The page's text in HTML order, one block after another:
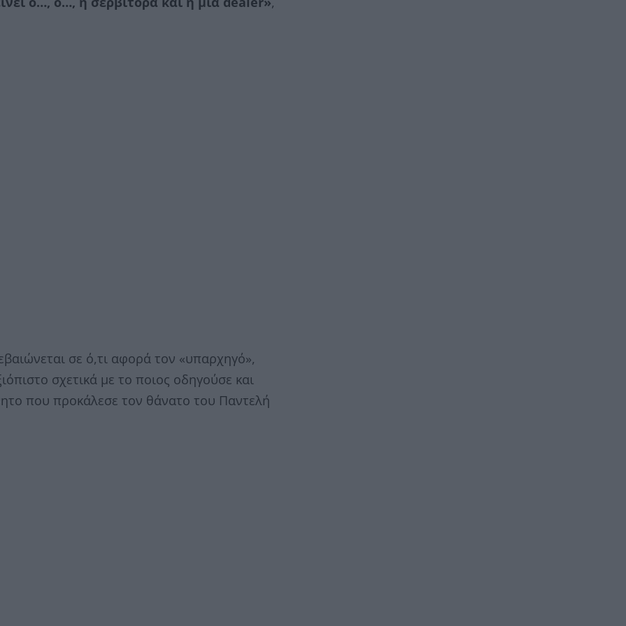
σε ό,τι αφορά τον «υπαρχηγό»,
σχετικά με το ποιος οδηγούσε και
που προκάλεσε τον θάνατο του Παντελή